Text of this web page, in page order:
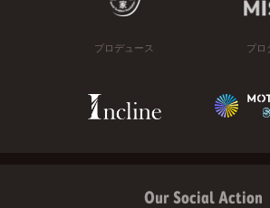
プロデュース プロ
Our Social Action